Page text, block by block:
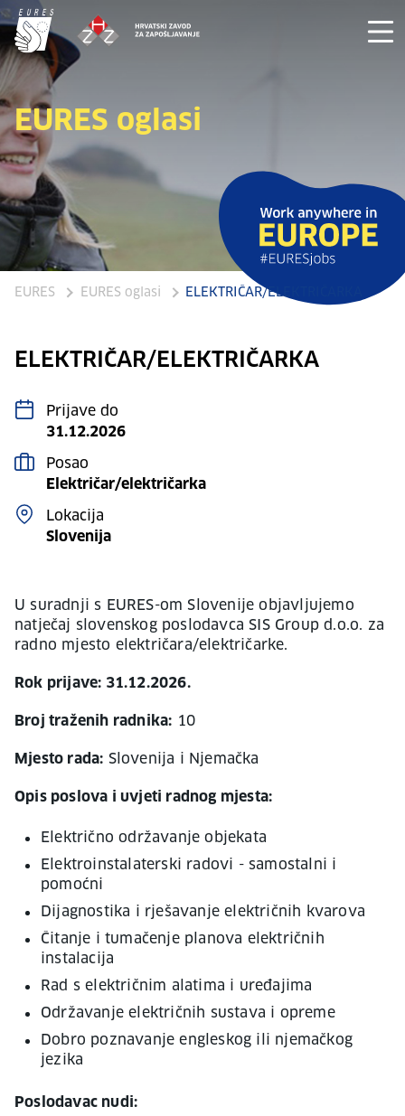
EURES oglasi
EURES EURES oglasi ELEKTRIČAR/ELEKTRIČARKA
ELEKTRIČAR/ELEKTRIČARKA
Prijave do
31.12.2026
Posao
Električar/električarka
Lokacija
Slovenija
U suradnji s EURES-om Slovenije objavljujemo
natječaj slovenskog poslodavca SIS Group d.o.o. za
radno mjesto električara/električarke.
Rok prijave: 31.12.2026.
Broj traženih radnika: 10
Mjesto rada: Slovenija i Njemačka
Opis poslova i uvjeti radnog mjesta:
Električno održavanje objekata
Elektroinstalaterski radovi - samostalni i
pomoćni
Dijagnostika i rješavanje električnih kvarova
Čitanje i tumačenje planova električnih
instalacija
Rad s električnim alatima i uređajima
Održavanje električnih sustava i opreme
Dobro poznavanje engleskog ili njemačkog
jezika
Poslodavac nudi: